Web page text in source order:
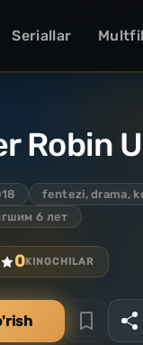
Seriallar
Robin
fentezi, drama,
6 лет
0KINOCHILAR